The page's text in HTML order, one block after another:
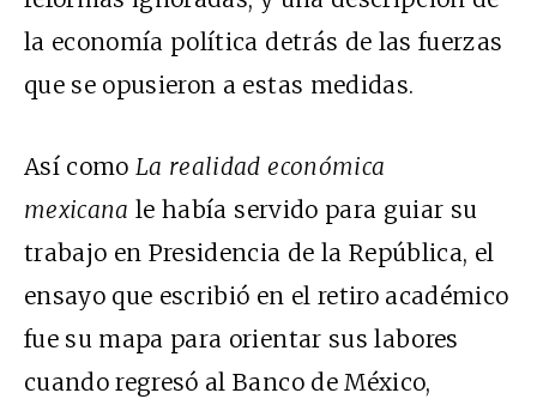
la economía política detrás de las fuerzas
que se opusieron a estas medidas.
Así comoLa realidad económica
mexicana le había servido para guiar su
trabajo en Presidencia de la República, el
ensayo que escribió en el retiro académico
fue su mapa para orientar sus labores
cuando regresó al Banco de México,